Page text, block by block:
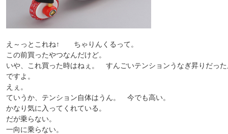
え～っとこれね↑ ちゃりんくるって。
この前買ったやつなんだけど。
いや、これ買った時はねぇ。 すんごいテンションうなぎ昇りだっ
ですよ。
えぇ。
ていうか、テンション自体はうん。 今でも高い。
かなり気に入ってくれている。
だが乗らない。
一向に乗らない。